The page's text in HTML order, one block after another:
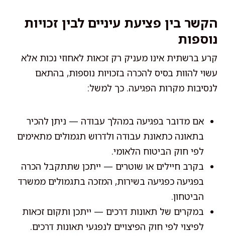
הקשר בין פציעת עיניים לבין זכויות
נוספות
קרע ברשתית אינו מעניק רק זכאות לאחוזי נכות אלא
עשוי להוות בסיס להכרה בזכויות נוספות, בהתאם
לנסיבות מקרות הפגיעה. כך למשל:
אם מדובר בפגיעה במהלך עבודה — ניתן להכיר
בתאונה כתאונת עבודה ולדרוש תגמולים מתאימים
לפי חוק הביטוח הלאומי.
בקרב חיילים או שוטרים — ייתכן שתתקבל הכרה
בפגיעה כפגיעה בשירות, המזכה בתגמולים ממשרד
הביטחון.
במקרים של תאונות דרכים — ייתכן ותקום זכאות
לפיצוי לפי חוק הפיצויים לנפגעי תאונות דרכים.